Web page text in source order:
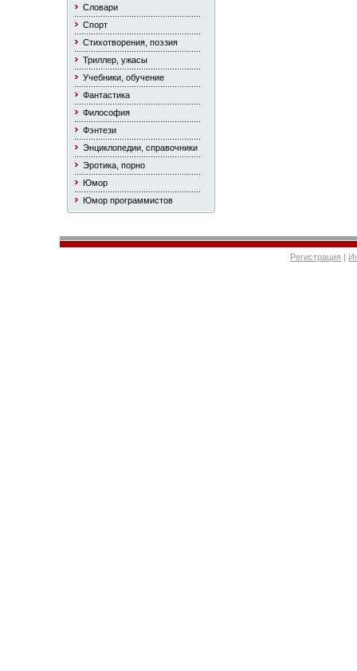
Словари
Спорт
Стихотворения, поэзия
Триллер, ужасы
Учебники, обучение
Фантастика
Философия
Фэнтези
Энциклопедии, справочники
Эротика, порно
Юмор
Юмор программистов
Регистрация |